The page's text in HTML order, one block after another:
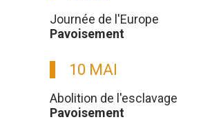
Journée de l'Europe
Pavoisement
10 MAI
Abolition de l'esclavage
Pavoisement